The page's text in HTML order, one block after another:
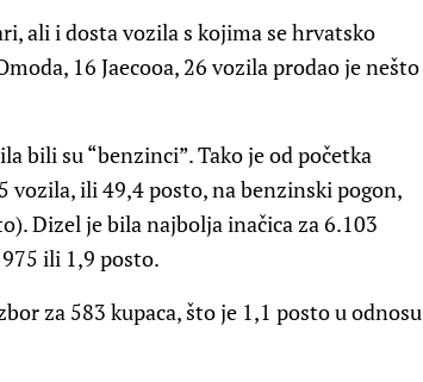
ali i dosta vozila s kojima se hrvatsko
16 Jaecooa, 26 vozila prodao je nešto
bili su “benzinci”. Tako je od početka
vozila, ili 49,4 posto, na benzinski pogon,
Dizel je bila najbolja inačica za 6.103
ili 1,9 posto.
za 583 kupaca, što je 1,1 posto u odnosu